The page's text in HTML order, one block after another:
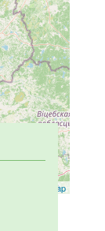
OpenStreetMap